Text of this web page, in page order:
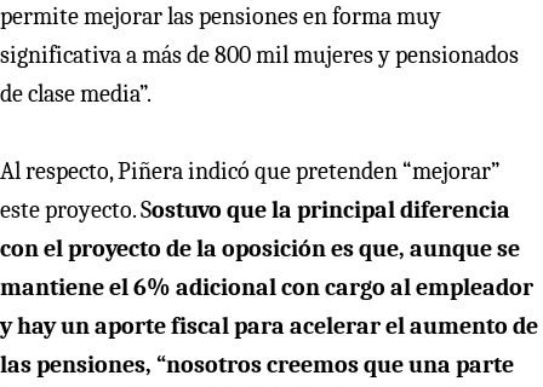
permite mejorar las pensiones en forma muy
significativa a más de 800 mil mujeres y pensionados
de clase media”.
Al respecto, Piñera indicó que pretenden “mejorar”
este proyecto. Sostuvo que la principal diferencia
con el proyecto de la oposición es que, aunque se
mantiene el 6% adicional con cargo al empleador
y hay un aporte fiscal para acelerar el aumento de
las pensiones, “nosotros creemos que una parte